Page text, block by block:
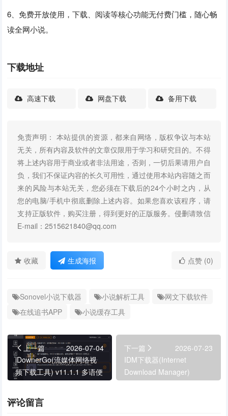
6、免费开放使用，下载、阅读等核心功能无付费门槛，随心畅
读全网小说。
下载地址
高速下载 网盘下载 备用下载
免责声明： 本站提供的资源，都来自网络，版权争议与本站
无关，所有内容及软件的文章仅限用于学习和研究目的。不得
将上述内容用于商业或者非法用途，否则，一切后果请用户自
负，我们不保证内容的长久可用性，通过使用本站内容随之而
来的风险与本站无关，您必须在下载后的24个小时之内，从
您的电脑/手机中彻底删除上述内容。如果您喜欢该程序，请
支持正版软件，购买注册，得到更好的正版服务。侵删请致信
E-mail：2515621840@qq.com
收藏 生成海报 点赞 (0)
Sonovel小说下载器 小说解析工具
网文下载软件
在线追书APP
小说缓存工具
上一篇
2026-07-04
iDownerGo(流媒体网络视
频下载工具) v11.1.1 多语便
下一篇
2026-07-23
IDM下载器(Internet
Download Manager)
评论留言